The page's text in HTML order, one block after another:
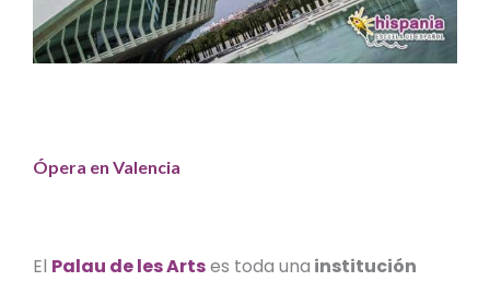
Ópera en Valencia
El Palau de les Artses toda una institución